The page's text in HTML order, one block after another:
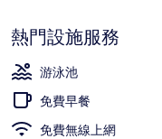
相
集
熱門設施服務
游泳池
免費早餐
免費無線上網